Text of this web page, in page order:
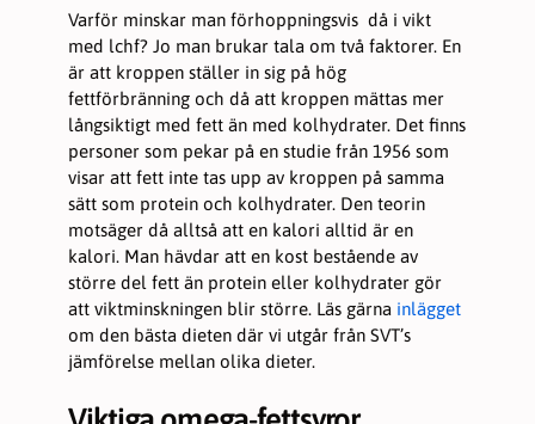
Varför minskar man förhoppningsvis då i vikt
med lchf? Jo man brukar tala om två faktorer. En
är att kroppen ställer in sig på hög
fettförbränning och då att kroppen mättas mer
långsiktigt med fett än med kolhydrater. Det finns
personer som pekar på en studie från 1956 som
visar att fett inte tas upp av kroppen på samma
sätt som protein och kolhydrater. Den teorin
motsäger då alltså att en kalori alltid är en
kalori. Man hävdar att en kost bestående av
större del fett än protein eller kolhydrater gör
att viktminskningen blir större. Läs gärna inlägget
om den bästa dieten där vi utgår från SVT’s
jämförelse mellan olika dieter.